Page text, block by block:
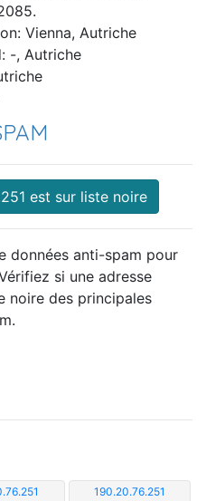
Vienna, Autriche
-, Autriche
est sur liste noire
données anti-spam pour
si une adresse
noire des principales
190.20.76.251